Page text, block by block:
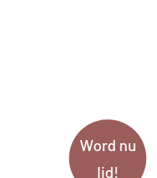
Word nu
lid!